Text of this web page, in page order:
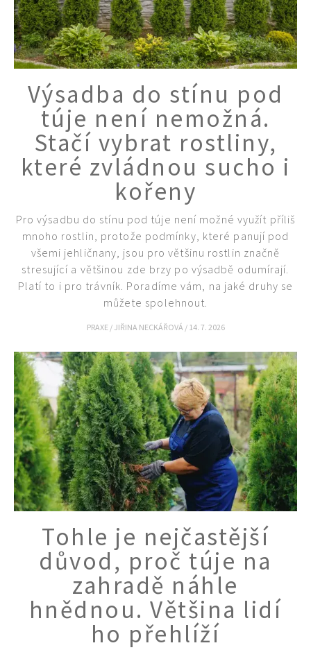
Výsadba do stínu pod
túje není nemožná.
Stačí vybrat rostliny,
které zvládnou sucho i
kořeny
Pro výsadbu do stínu pod túje není možné využít příliš
mnoho rostlin, protože podmínky, které panují pod
všemi jehličnany, jsou pro většinu rostlin značně
stresující a většinou zde brzy po výsadbě odumírají.
Platí to i pro trávník. Poradíme vám, na jaké druhy se
můžete spolehnout.
PRAXE / JIŘINA NECKÁŘOVÁ / 14. 7. 2026
Tohle je nejčastější
důvod, proč túje na
zahradě náhle
hnědnou. Většina lidí
ho přehlíží